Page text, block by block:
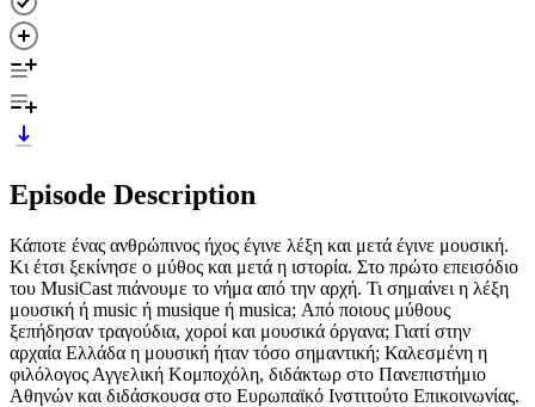
Episode Description
Κάποτε ένας ανθρώπινος ήχος έγινε λέξη και μετά έγινε μουσική.
Κι έτσι ξεκίνησε ο μύθος και μετά η ιστορία. Στο πρώτο επεισόδιο
του MusiCast πιάνουμε το νήμα από την αρχή. Τι σημαίνει η λέξη
μουσική ή music ή musique ή musica; Από ποιους μύθους
ξεπήδησαν τραγούδια, χοροί και μουσικά όργανα; Γιατί στην
αρχαία Ελλάδα η μουσική ήταν τόσο σημαντική; Καλεσμένη η
φιλόλογος Αγγελική Κομποχόλη, διδάκτωρ στο Πανεπιστήμιο
Αθηνών και διδάσκουσα στο Ευρωπαϊκό Ινστιτούτο Επικοινωνίας.